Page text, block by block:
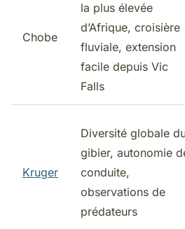
Chobe
la plus élevée
d’Afrique, croisière
fluviale, extension
facile depuis Vic
Falls
Kruger
Diversité globale
gibier, autonomie
conduite,
observations de
prédateurs